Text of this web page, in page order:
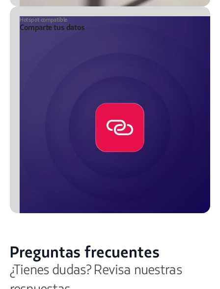
Hotspot compatible
Comparte tus datos
Preguntas frecuentes
¿Tienes dudas? Revisa nuestras